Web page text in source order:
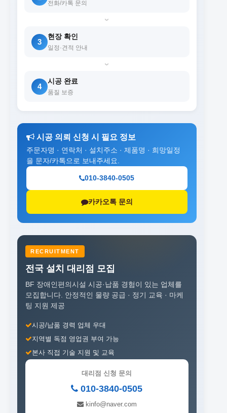
전화/카톡 문의
›
3
현장 확인
일정·견적 안내
›
4
시공 완료
품질 보증
시공 의뢰 신청 시 필요 정보
주문자명 · 연락처 · 설치주소 · 제품명 · 희망일정
을 문자/카톡으로 보내주세요.
010-3840-0505
카카오톡 문의
RECRUITMENT
전국 설치 대리점 모집
BF 장애인편의시설 시공·납품 경험이 있는 업체를
모집합니다. 안정적인 물량 공급 · 정기 교육 · 마케
팅 지원 제공
시공/납품 경력 업체 우대
지역별 독점 영업권 부여 가능
본사 직접 기술 지원 및 교육
대리점 신청 문의
010-3840-0505
kinfo@naver.com